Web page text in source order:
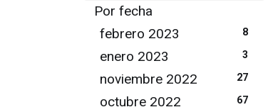
Por fecha
febrero 2023
8
enero 2023 3
noviembre 2022 27
octubre 2022 67